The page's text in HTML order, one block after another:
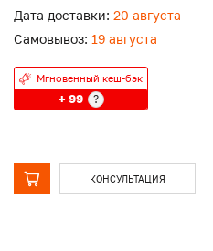
Дата доставки: 20 августа
Самовывоз: 19 августа
Мгновенный кеш-бэк
+ 99 ?
КОНСУЛЬТАЦИЯ